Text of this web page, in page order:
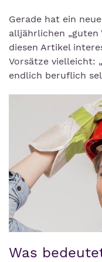
Gerade hat ein
alljährlichen „guten
diesen Artikel
Vorsätze vielleicht:
endlich beruflich
Was